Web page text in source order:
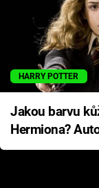
HARRY POTTER
Jakou barvu
Hermiona?
Pottera přišla s